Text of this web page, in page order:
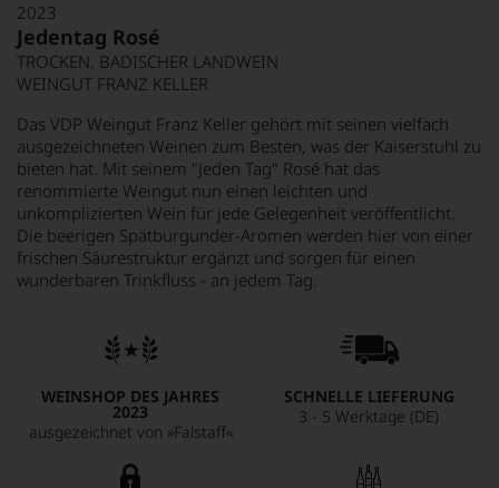
2023
Jedentag Rosé
TROCKEN, BADISCHER LANDWEIN
WEINGUT FRANZ KELLER
Das VDP Weingut Franz Keller gehört mit seinen vielfach
ausgezeichneten Weinen zum Besten, was der Kaiserstuhl zu
bieten hat. Mit seinem "Jeden Tag" Rosé hat das
renommierte Weingut nun einen leichten und
unkomplizierten Wein für jede Gelegenheit veröffentlicht.
Die beerigen Spätburgunder-Aromen werden hier von einer
frischen Säurestruktur ergänzt und sorgen für einen
wunderbaren Trinkfluss - an jedem Tag.
WEINSHOP DES JAHRES
2023
ausgezeichnet von »Falstaff«
SCHNELLE LIEFERUNG
3 - 5 Werktage (DE)